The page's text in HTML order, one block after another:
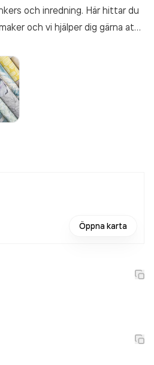
och inredning. Här hittar du
och vi hjälper dig gärna att
Öppna karta